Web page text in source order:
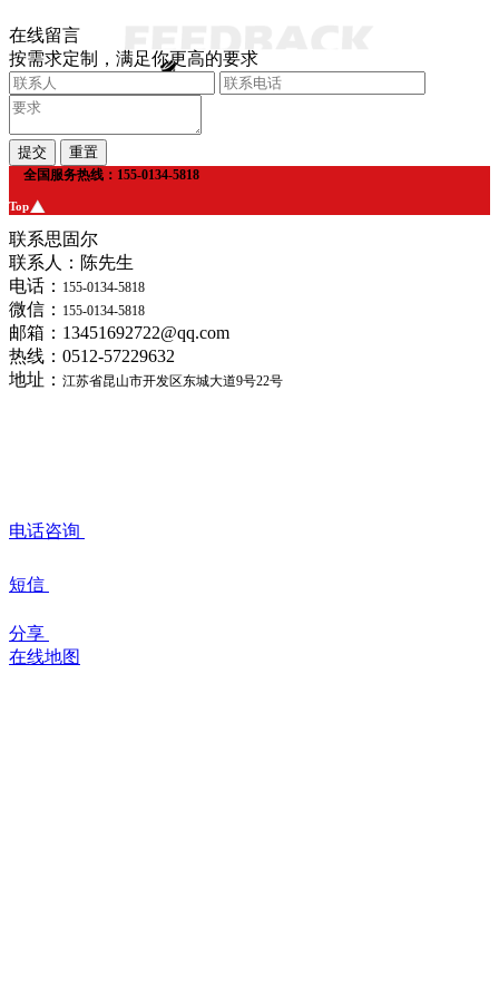
在线留言
按需求定制，满足你更高的要求
全国服务热线：155-0134-5818
Top
联系思固尔
联系人：陈先生
电话： 155-0134-5818
微信： 155-0134-5818
邮箱：13451692722@qq.com
热线：0512-57229632
地址： 江苏省昆山市开发区东城大道9号22号
电话咨询
短信
分享
在线地图